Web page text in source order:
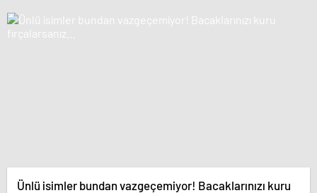
Ünlü isimler bundan vazgeçemiyor! Bacaklarınızı kuru